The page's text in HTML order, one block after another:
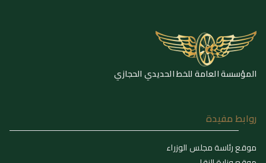
المؤسسة العامة للخط الحديدي الحجازي
روابط مفيدة
موقع رئاسة مجلس الوزراء